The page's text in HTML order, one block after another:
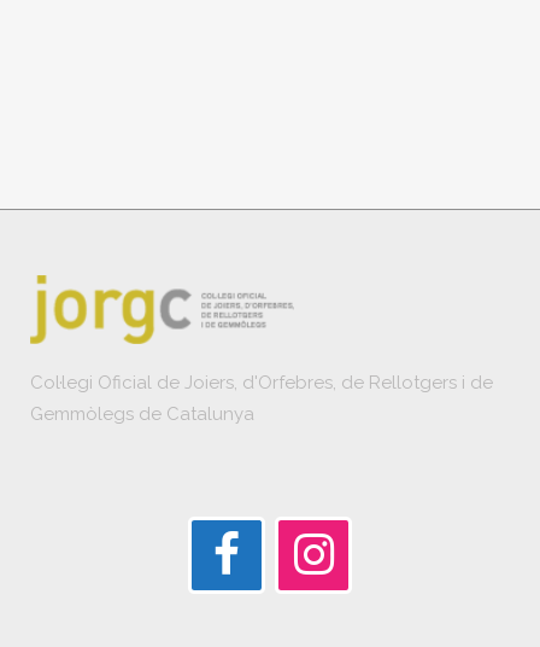
Col·legi Oficial de Joiers, d'Orfebres, de Rellotgers i de
Gemmòlegs de Catalunya